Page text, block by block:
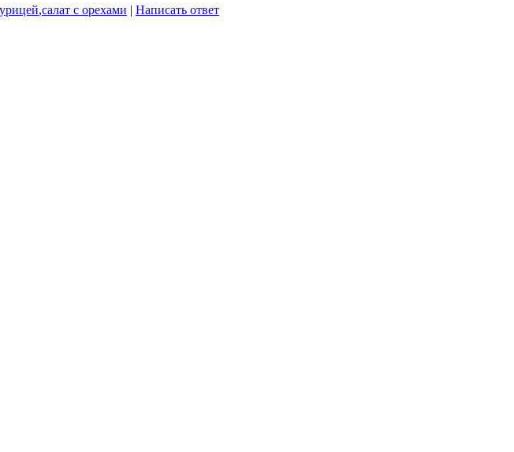
,салат с орехами | Написать ответ